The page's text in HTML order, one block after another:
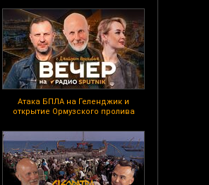
Атака БПЛА на Геленджик и
открытие Ормузского пролива